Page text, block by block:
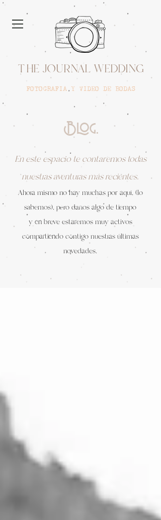
THE JOURNAL WEDDING
FOTOGRAFIA Y VIDEO DE BODAS
Blog.
En este espacio te contaremos todas
nuestras aventuras más recientes.
Ahora mismo no hay muchas por aquí, (lo
sabemos), pero danos algo de tiempo
y en breve estaremos muy activos
compartiendo contigo nuestras últimas
novedades.